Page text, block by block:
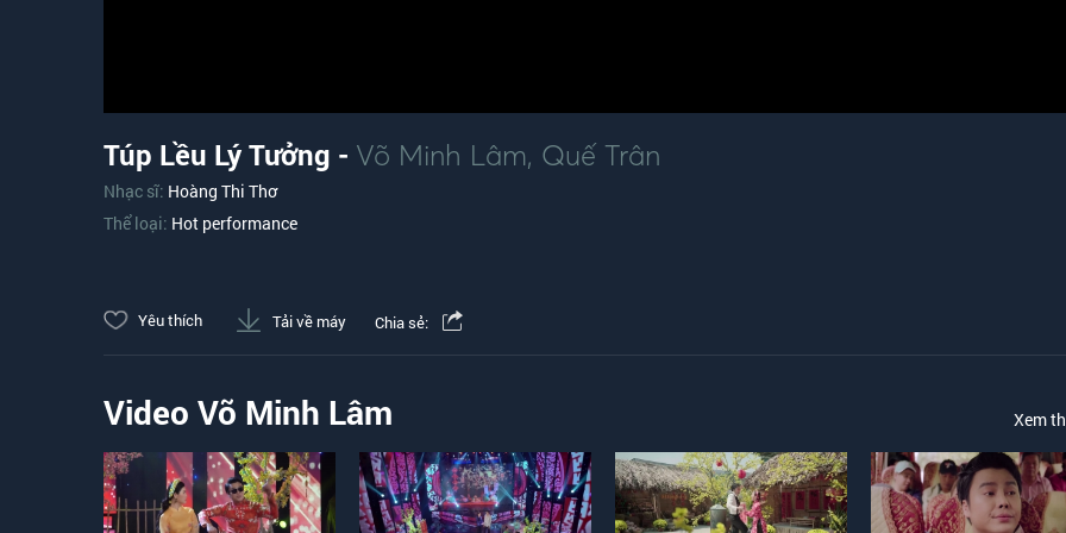
Túp Lều Lý Tưởng - Võ Minh Lâm, Quế Trân
Nhạc sĩ: Hoàng Thi Thơ
Thể loại: Hot performance
Yêu thích Tải về máy Chia sẻ:
Video Võ Minh Lâm Xem